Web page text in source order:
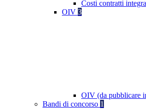
Costi contratti
OIV 3
OIV (da pubblicare
Bandi di concorso 1